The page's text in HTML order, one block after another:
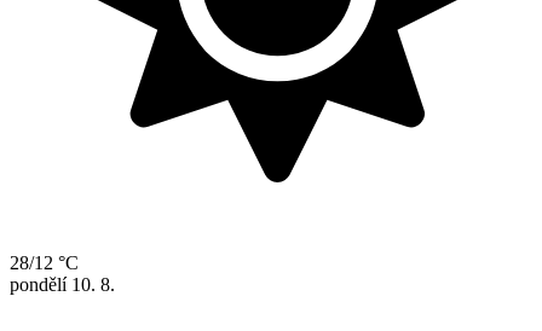
28/12 °C
pondělí 10. 8.